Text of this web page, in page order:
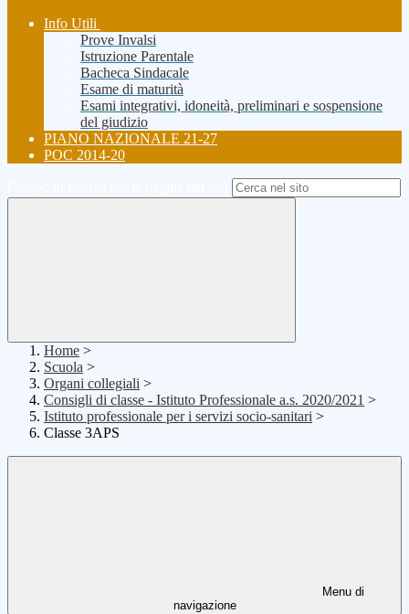
Info Utili
Prove Invalsi
Istruzione Parentale
Bacheca Sindacale
Esame di maturità
Esami integrativi, idoneità, preliminari e sospensione
del giudizio
PIANO NAZIONALE 21-27
POC 2014-20
Home >
Scuola >
Organi collegiali >
Consigli di classe - Istituto Professionale a.s. 2020/2021 >
Istituto professionale per i servizi socio-sanitari >
Classe 3APS
Menu di
navigazione